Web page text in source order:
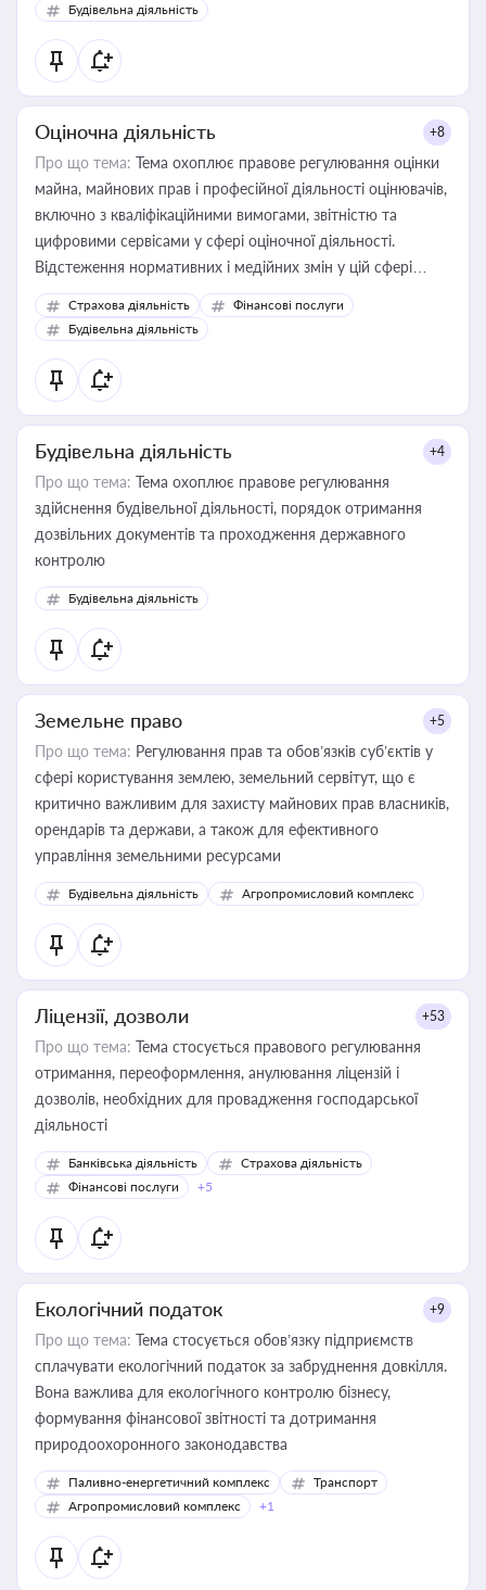
Будівельна діяльність
Оціночна діяльність +8
Про що тема: Тема охоплює правове регулювання оцінки
майна, майнових прав і професійної діяльності оцінювачів,
включно з кваліфікаційними вимогами, звітністю та
цифровими сервісами у сфері оціночної діяльності.
Відстеження нормативних і медійних змін у цій сфері
корисне для власника бізнесу, керівника, юриста або
бухгалтера під час оподаткування, приватизації, оренди
державного майна, корпоративних угод і перевірки
статусу суб'єктів оціночної діяльності
Страхова діяльність
Фінансові послуги
Будівельна діяльність
Будівельна діяльність +4
Про що тема: Тема охоплює правове регулювання
здійснення будівельної діяльності, порядок отримання
дозвільних документів та проходження державного
контролю
Будівельна діяльність
Земельне право +5
Про що тема: Регулювання прав та обов’язків суб’єктів у
сфері користування землею, земельний сервітут, що є
критично важливим для захисту майнових прав власників,
орендарів та держави, а також для ефективного
управління земельними ресурсами
Будівельна діяльність Агропромисловий комплекс
Ліцензії, дозволи +53
Про що тема: Тема стосується правового регулювання
отримання, переоформлення, анулювання ліцензій і
дозволів, необхідних для провадження господарської
діяльності
Банківська діяльність
Страхова діяльність
Фінансові послуги
+5
Екологічний податок +9
Про що тема: Тема стосується обов’язку підприємств
сплачувати екологічний податок за забруднення довкілля.
Вона важлива для екологічного контролю бізнесу,
формування фінансової звітності та дотримання
природоохоронного законодавства
Паливно-енергетичний комплекс
Транспорт
Агропромисловий комплекс
+1